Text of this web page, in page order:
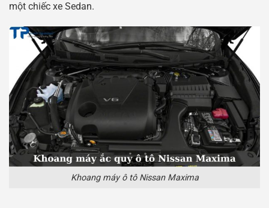
một chiếc xe Sedan.
Khoang máy ô tô Nissan Maxima